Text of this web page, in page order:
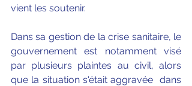
vient les soutenir.
Dans sa gestion de la crise sanitaire, le
gouvernement est notamment visé
par plusieurs plaintes au civil, alors
que la situation s'était aggravée  dans